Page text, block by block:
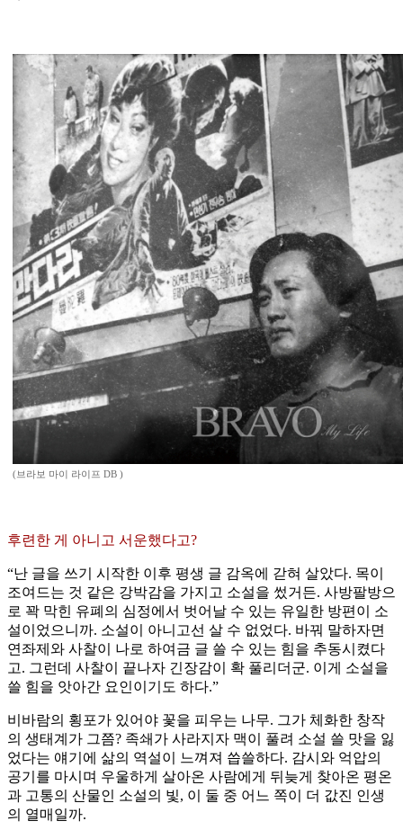
(브라보 마이 라이프 DB )
후련한 게 아니고 서운했다고?
“난 글을 쓰기 시작한 이후 평생 글 감옥에 갇혀 살았다. 목이
조여드는 것 같은 강박감을 가지고 소설을 썼거든. 사방팔방으
로 꽉 막힌 유폐의 심정에서 벗어날 수 있는 유일한 방편이 소
설이었으니까. 소설이 아니고선 살 수 없었다. 바꿔 말하자면
연좌제와 사찰이 나로 하여금 글 쓸 수 있는 힘을 추동시켰다
고. 그런데 사찰이 끝나자 긴장감이 확 풀리더군. 이게 소설을
쓸 힘을 앗아간 요인이기도 하다.”
비바람의 횡포가 있어야 꽃을 피우는 나무. 그가 체화한 창작
의 생태계가 그쯤? 족쇄가 사라지자 맥이 풀려 소설 쓸 맛을 잃
었다는 얘기에 삶의 역설이 느껴져 씁쓸하다. 감시와 억압의
공기를 마시며 우울하게 살아온 사람에게 뒤늦게 찾아온 평온
과 고통의 산물인 소설의 빛, 이 둘 중 어느 쪽이 더 값진 인생
의 열매일까.